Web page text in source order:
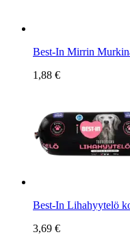
Best-In Mirrin
1,88 €
Best-In Lihahyytelö
3,69 €